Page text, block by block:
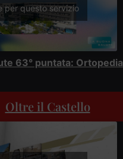
per questo servizio
63° puntata: Ortopedia
Oltre il Castello